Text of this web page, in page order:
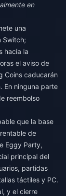
en
una
Switch;
hacia la
el aviso de
Coins caducarán
En ninguna parte
reembolso
que la base
de
Eggy Party,
principal del
partidas
táctiles y PC.
y el cierre